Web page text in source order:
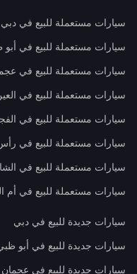
سيارات مستعملة للبيع في دبي
سيارات مستعملة للبيع في
سيارات مستعملة للبيع في
سيارات مستعملة للبيع في
سيارات مستعملة للبيع في
سيارات مستعملة للبيع في
سيارات مستعملة للبيع في
سيارات مستعملة للبيع في أم
سيارات جديدة للبيع في دبي
سيارات جديدة للبيع في أبو
سيارات جديدة للبيع في عجمان